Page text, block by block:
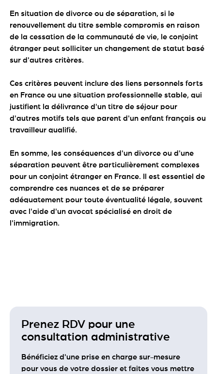
En situation de divorce ou de séparation, si le
renouvellement du titre semble compromis en raison
de la cessation de la communauté de vie, le conjoint
étranger peut solliciter un changement de statut basé
sur d'autres critères.
Ces critères peuvent inclure des liens personnels forts
en France ou une situation professionnelle stable, qui
justifient la délivrance d'un titre de séjour pour
d'autres motifs tels que parent d'un enfant français ou
travailleur qualifié.
En somme, les conséquences d'un divorce ou d'une
séparation peuvent être particulièrement complexes
pour un conjoint étranger en France. Il est essentiel de
comprendre ces nuances et de se préparer
adéquatement pour toute éventualité légale, souvent
avec l'aide d'un avocat spécialisé en droit de
l'immigration.
Prenez RDV pour une
consultation administrative
Bénéficiez d'une prise en charge sur-mesure
pour vous de votre dossier et faites vous mettre